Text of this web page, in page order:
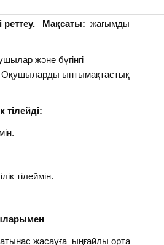
реттеу. Мақсаты: жағымды
және бүгінгі
Оқушыларды ынтымақтастық
тілейді:
тілеймін.
жасауға ыңғайлы орта